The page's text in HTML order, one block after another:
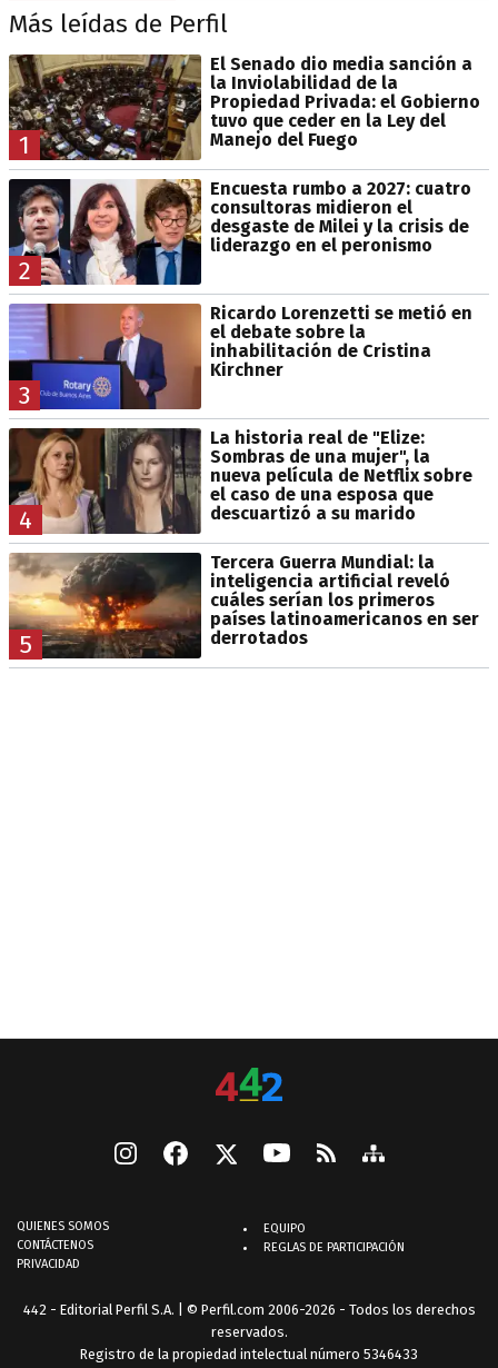
Más leídas de Perfil
1
El Senado dio media sanción a
la Inviolabilidad de la
Propiedad Privada: el Gobierno
tuvo que ceder en la Ley del
Manejo del Fuego
2
Encuesta rumbo a 2027: cuatro
consultoras midieron el
desgaste de Milei y la crisis de
liderazgo en el peronismo
3
Ricardo Lorenzetti se metió en
el debate sobre la
inhabilitación de Cristina
Kirchner
4
La historia real de "Elize:
Sombras de una mujer", la
nueva película de Netflix sobre
el caso de una esposa que
descuartizó a su marido
5
Tercera Guerra Mundial: la
inteligencia artificial reveló
cuáles serían los primeros
países latinoamericanos en ser
derrotados
QUIENES SOMOS
CONTÁCTENOS
PRIVACIDAD
EQUIPO
REGLAS DE PARTICIPACIÓN
442 - Editorial Perfil S.A. | © Perfil.com 2006-2026 - Todos los derechos
reservados.
Registro de la propiedad intelectual número 5346433